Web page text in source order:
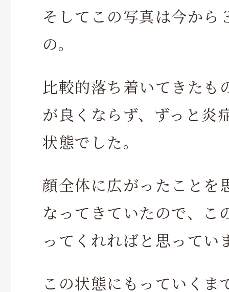
そしてこの写真は今から
の。
比較的落ち着いてきたも
が良くならず、ずっと炎
状態でした。
顔全体に広がったことを
なってきていたので、こ
ってくれればと思ってい
この状態にもっていくま